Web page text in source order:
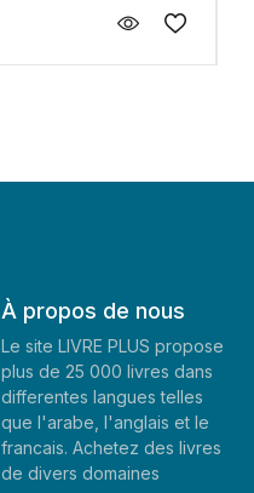
À propos de nous
Le site LIVRE PLUS propose
plus de 25 000 livres dans
differentes langues telles
que l'arabe, l'anglais et le
francais. Achetez des livres
de divers domaines